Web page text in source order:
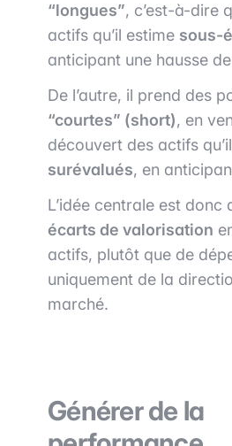
“longues”, c’est-à-dire
actifs qu’il estime sous-
anticipant une hausse
De l’autre, il prend des
“courtes” (short), en
découvert des actifs
surévalués, en
L’idée centrale est donc
écarts de valorisation
actifs, plutôt que de
uniquement de la
marché.
Générer de la